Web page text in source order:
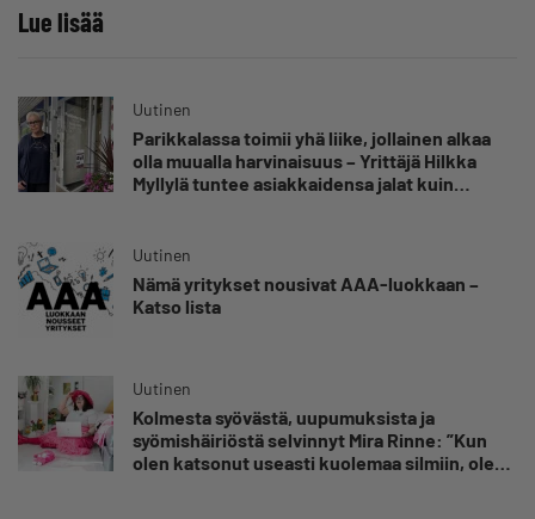
Lue lisää
Uutinen
Parikkalassa toimii yhä liike, jollainen alkaa
olla muualla harvinaisuus – Yrittäjä Hilkka
Myllylä tuntee asiakkaidensa jalat kuin
Uutinen
Nämä yritykset nousivat AAA-luokkaan –
Katso lista
Uutinen
Kolmesta syövästä, uupumuksista ja
syömishäiriöstä selvinnyt Mira Rinne: ”Kun
olen katsonut useasti kuolemaa silmiin, olen